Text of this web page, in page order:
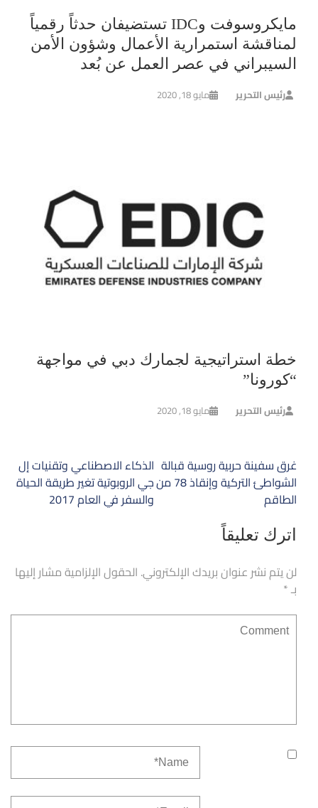
مايكروسوفت وIDC تستضيفان حدثاً رقمياً
لمناقشة استمرارية الأعمال وشؤون الأمن
السيبراني في عصر العمل عن بُعد
رئيس التحرير مايو 18, 2020
خطة استراتيجية لجمارك دبي في مواجهة
“كورونا”
رئيس التحرير مايو 18, 2020
تصفّح
المقالات
الذكاء الاصطناعي وتقنيات إل
جي الروبوتية تغير طريقة الحياة
والسفر في العام 2017
غرق سفينة حربية روسية قبالة
الشواطئ التركية وإنقاذ 78 من
الطاقم
اترك تعليقاً
لن يتم نشر عنوان بريدك الإلكتروني. الحقول الإلزامية مشار إليها
بـ*